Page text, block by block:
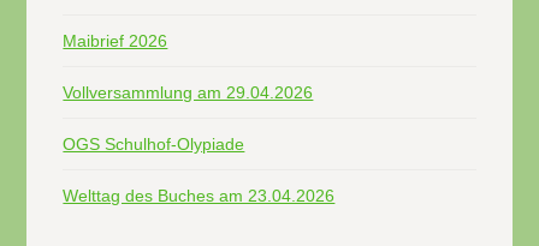
Maibrief 2026
Vollversammlung am 29.04.2026
OGS Schulhof-Olypiade
Welttag des Buches am 23.04.2026